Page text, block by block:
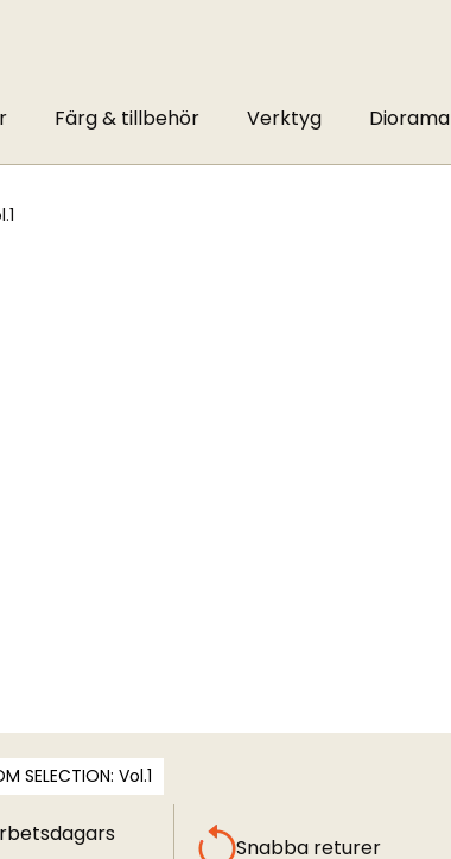
Färg & tillbehör Verktyg Diorama
SELECTION: Vol.1
Snabba returer